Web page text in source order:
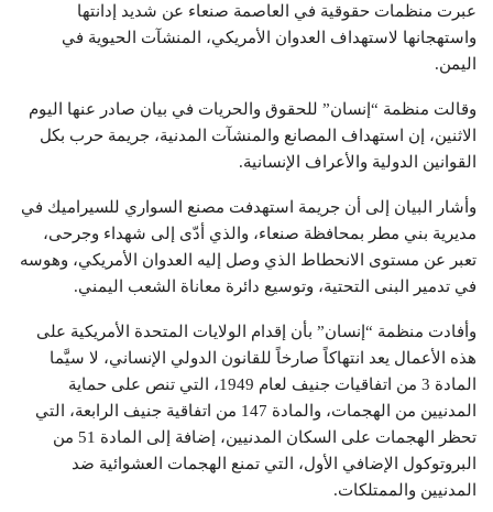
عبرت منظمات حقوقية في العاصمة صنعاء عن شديد إدانتها
واستهجانها لاستهداف العدوان الأمريكي، المنشآت الحيوية في
اليمن.
وقالت منظمة “إنسان” للحقوق والحريات في بيان صادر عنها اليوم
الاثنين، إن استهداف المصانع والمنشآت المدنية، جريمة حرب بكل
القوانين الدولية والأعراف الإنسانية.
وأشار البيان إلى أن جريمة استهدفت مصنع السواري للسيراميك في
مديرية بني مطر بمحافظة صنعاء، والذي أدّى إلى شهداء وجرحى،
تعبر عن مستوى الانحطاط الذي وصل إليه العدوان الأمريكي، وهوسه
في تدمير البنى التحتية، وتوسيع دائرة معاناة الشعب اليمني.
وأفادت منظمة “إنسان” بأن إقدام الولايات المتحدة الأمريكية على
هذه الأعمال يعد انتهاكاً صارخاً للقانون الدولي الإنساني، لا سيَّما
المادة 3 من اتفاقيات جنيف لعام 1949، التي تنص على حماية
المدنيين من الهجمات، والمادة 147 من اتفاقية جنيف الرابعة، التي
تحظر الهجمات على السكان المدنيين، إضافة إلى المادة 51 من
البروتوكول الإضافي الأول، التي تمنع الهجمات العشوائية ضد
المدنيين والممتلكات.